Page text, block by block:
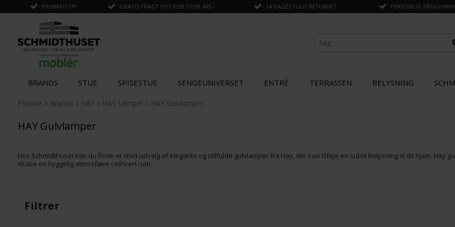
PRISMATCH* GRATIS FRAGT VED KØB OVER 499,- 14 DAGES FULD RETURRET PERSONLIG
BRANDS STUE SPISESTUE SENGEUNIVERSET ENTRÈ TERRASSEN BELYSNING
Forside » Brands » HAY » HAY Lamper » HAY Gulvlamper
HAY Gulvlamper
Hos Schmidthuset kan du finde et stort udvalg af elegante og stilfulde gulvlamper fra Hay, der kan tilføje en subtil belysning til dit hjem. Hay
skabe en hyggelig atmosfære i ethvert rum.
Filtrer